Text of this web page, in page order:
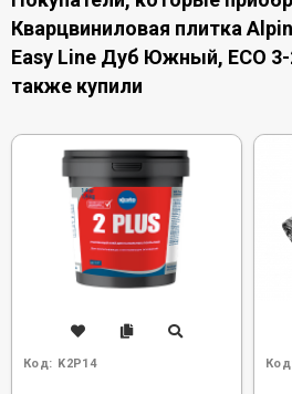
Кварцвиниловая плитка
Easy Line Дуб Южный, ЕСО 3-
также купили
Код: K2P14